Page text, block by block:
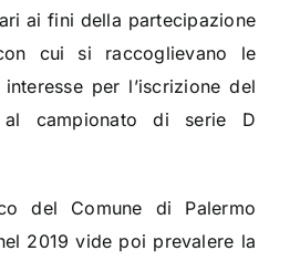
ai fini della partecipazione
cui si raccoglievano le
per l’iscrizione del
al campionato di serie D
del Comune di Palermo
2019 vide poi prevalere la